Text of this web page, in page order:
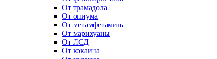
От трамадола
От опиума
От метамфетамина
От марихуаны
От ЛСД
От кокаина